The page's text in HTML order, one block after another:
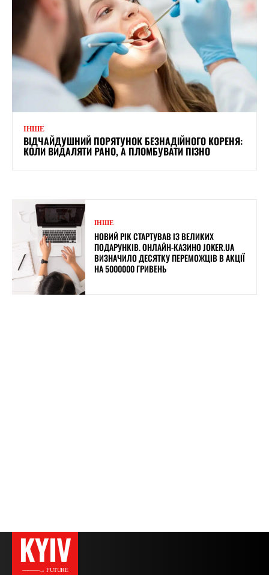
ІНШЕ
ВІДЧАЙДУШНИЙ ПОРЯТУНОК БЕЗНАДІЙНОГО КОРЕНЯ:
КОЛИ ВИДАЛЯТИ РАНО, А ПЛОМБУВАТИ ПІЗНО
ІНШЕ
НОВИЙ РІК СТАРТУВАВ ІЗ ВЕЛИКИХ
ПОДАРУНКІВ. ОНЛАЙН-КАЗИНО JOKER.UA
ВИЗНАЧИЛО ДЕСЯТКУ ПЕРЕМОЖЦІВ В АКЦІЇ
НА 5000000 ГРИВЕНЬ
KYIV
———→ FUTURE